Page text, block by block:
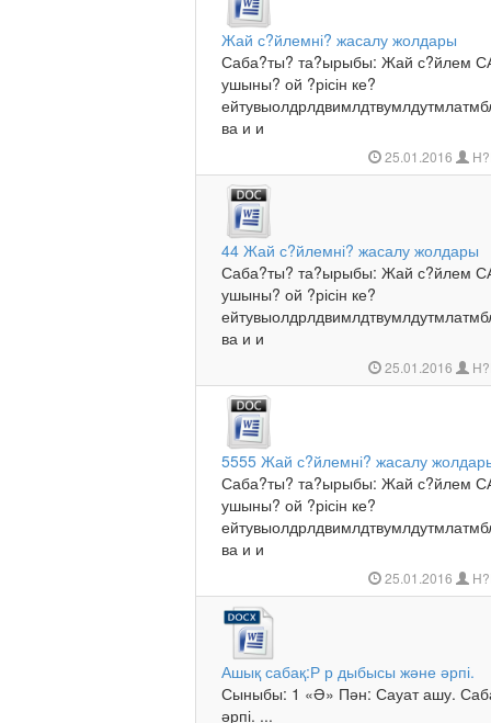
Жай с?йлемні? жасалу жолдары
Саба?ты? та?ырыбы: Жай с?йлем
ушыны? ой ?рісін ке?
ва и и
25.01.2016
44 Жай с?йлемні? жасалу жолдары
Саба?ты? та?ырыбы: Жай с?йлем
ушыны? ой ?рісін ке?
ва и и
25.01.2016
5555 Жай с?йлемні? жасалу
Саба?ты? та?ырыбы: Жай с?йлем
ушыны? ой ?рісін ке?
ва и и
25.01.2016
Ашық сабақ:Р р дыбысы және әрпі.
Сыныбы: 1 «Ә» Пән: Сауат ашу.
әрпі. ...